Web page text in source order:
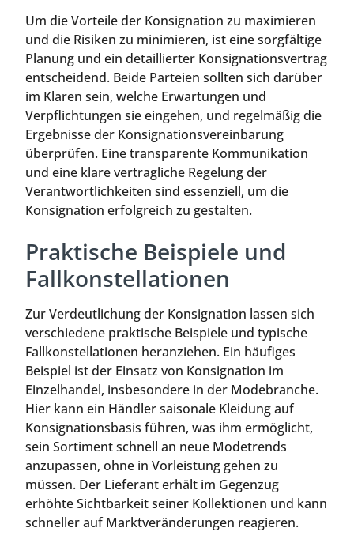
Um die Vorteile der Konsignation zu maximieren
und die Risiken zu minimieren, ist eine sorgfältige
Planung und ein detaillierter Konsignationsvertrag
entscheidend. Beide Parteien sollten sich darüber
im Klaren sein, welche Erwartungen und
Verpflichtungen sie eingehen, und regelmäßig die
Ergebnisse der Konsignationsvereinbarung
überprüfen. Eine transparente Kommunikation
und eine klare vertragliche Regelung der
Verantwortlichkeiten sind essenziell, um die
Konsignation erfolgreich zu gestalten.
Praktische Beispiele und
Fallkonstellationen
Zur Verdeutlichung der Konsignation lassen sich
verschiedene praktische Beispiele und typische
Fallkonstellationen heranziehen. Ein häufiges
Beispiel ist der Einsatz von Konsignation im
Einzelhandel, insbesondere in der Modebranche.
Hier kann ein Händler saisonale Kleidung auf
Konsignationsbasis führen, was ihm ermöglicht,
sein Sortiment schnell an neue Modetrends
anzupassen, ohne in Vorleistung gehen zu
müssen. Der Lieferant erhält im Gegenzug
erhöhte Sichtbarkeit seiner Kollektionen und kann
schneller auf Marktveränderungen reagieren.